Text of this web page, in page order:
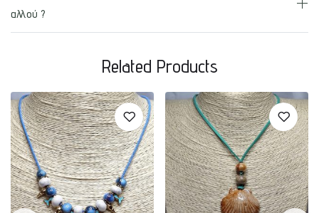
αλλού ?
Related Products